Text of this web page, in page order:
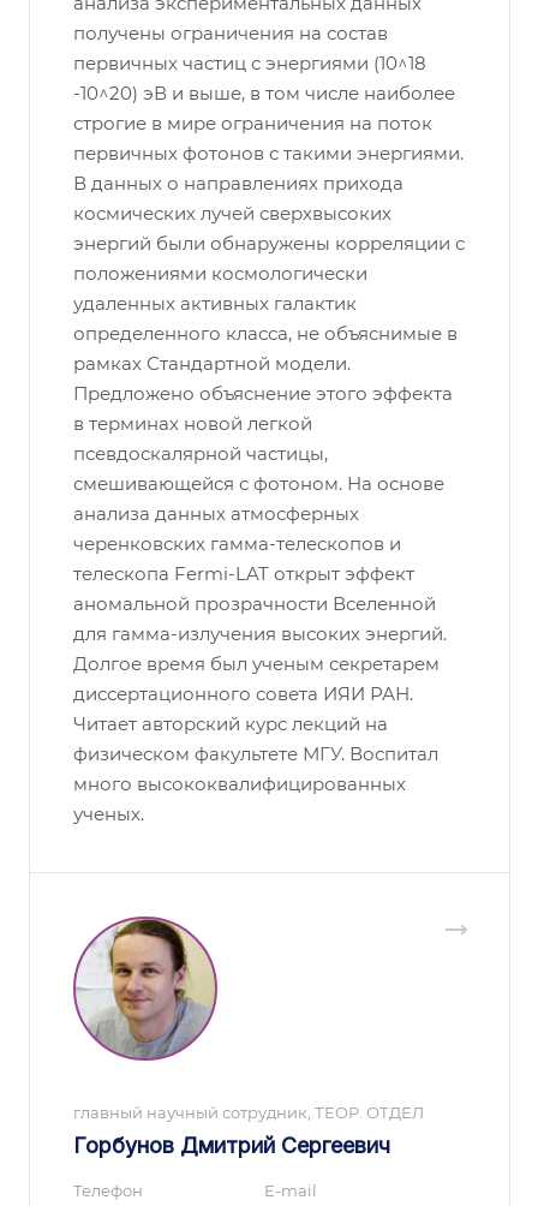
получены ограничения на состав
первичных частиц с энергиями (10^18
-10^20) эВ и выше, в том числе наиболее
строгие в мире ограничения на поток
первичных фотонов с такими энергиями.
В данных о направлениях прихода
космических лучей сверхвысоких
энергий были обнаружены корреляции с
положениями космологически
удаленных активных галактик
определенного класса, не объяснимые в
рамках Стандартной модели.
Предложено объяснение этого эффекта
в терминах новой легкой
псевдоскалярной частицы,
смешивающейся с фотоном. На основе
анализа данных атмосферных
черенковских гамма-телескопов и
телескопа Fermi-LAT открыт эффект
аномальной прозрачности Вселенной
для гамма-излучения высоких энергий.
Долгое время был ученым секретарем
диссертационного совета ИЯИ РАН.
Читает авторский курс лекций на
физическом факультете МГУ. Воспитал
много высококвалифицированных
ученых.
главный научный сотрудник, ТЕОР. ОТДЕЛ
Горбунов Дмитрий Сергеевич
Телефон E-mail